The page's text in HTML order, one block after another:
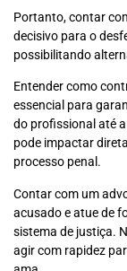
Portanto, contar
decisivo para o
possibilitando
Entender como
essencial para
do profissional até
pode impactar
processo penal.
Contar com um
acusado e atue de
sistema de justiça.
agir com rapidez